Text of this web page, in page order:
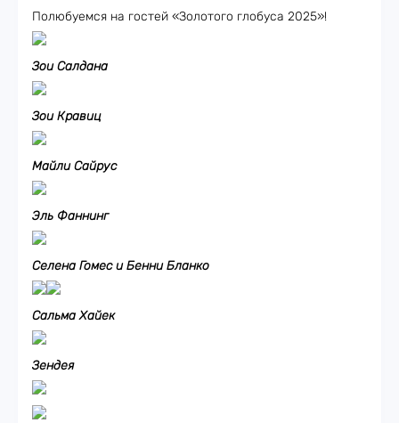
Полюбуемся на гостей «Золотого глобуса 2025»!
Зои Салдана
Зои Кравиц
Майли Сайрус
Эль Фаннинг
Селена Гомес и Бенни Бланко
Сальма Хайек
Зендея